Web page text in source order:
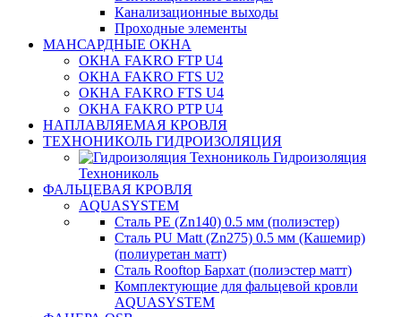
Канализационные выходы
Проходные элементы
МАНСАРДНЫЕ ОКНА
ОКНА FAKRO FTP U4
ОКНА FAKRO FTS U2
ОКНА FAKRO FTS U4
ОКНА FAKRO PTP U4
НАПЛАВЛЯЕМАЯ КРОВЛЯ
ТЕХНОНИКОЛЬ ГИДРОИЗОЛЯЦИЯ
Гидроизоляция
Технониколь
ФАЛЬЦЕВАЯ КРОВЛЯ
AQUASYSTEM
Сталь PE (Zn140) 0.5 мм (полиэстер)
Сталь PU Matt (Zn275) 0.5 мм (Кашемир)
(полиуретан матт)
Сталь Rooftop Бархат (полиэстер матт)
Комплектующие для фальцевой кровли
AQUASYSTEM